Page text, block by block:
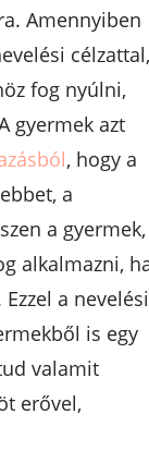
Amennyiben
fog nyúlni,
gyermek azt
, hogy a
a
a gyermek,
alkalmazni,
a nevelési
is egy
valamit
erővel,